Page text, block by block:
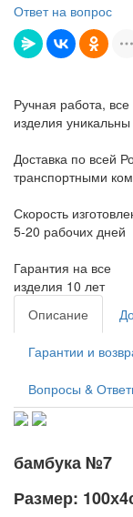
Ответ на вопрос
Ручная работа, все
изделия уникальны
Доставка по всей
транспортными
Скорость
5-20 рабочих дней
Гарантия на все
изделия 10 лет
Описание
Гарантии и
Вопросы &
бамбука №7
Размер: